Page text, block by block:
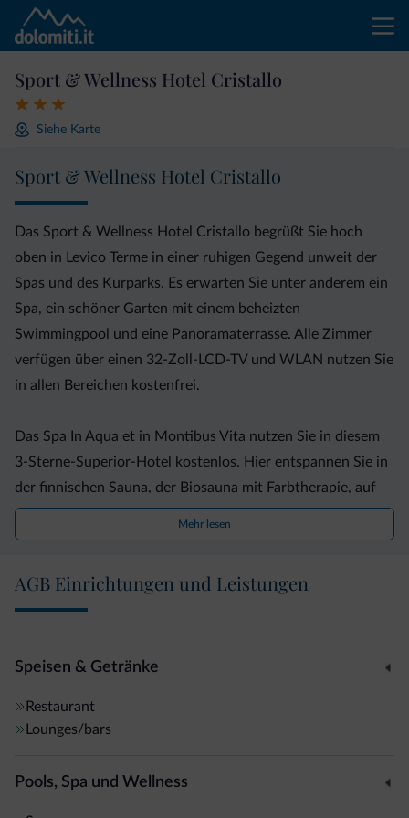
Sport & Wellness Hotel Cristallo
Siehe Karte
Sport & Wellness Hotel Cristallo
Das Sport & Wellness Hotel Cristallo begrüßt Sie hoch
oben in Levico Terme in einer ruhigen Gegend unweit der
Spas und des Kurparks. Es erwarten Sie unter anderem ein
Spa, ein schöner Garten mit einem beheizten
Swimmingpool und eine Panoramaterrasse. Alle Zimmer
verfügen über einen 32-Zoll-LCD-TV und WLAN nutzen Sie
in allen Bereichen kostenfrei.
Das Spa In Aqua et in Montibus Vita nutzen Sie in diesem
3-Sterne-Superior-Hotel kostenlos. Hier entspannen Sie in
der finnischen Sauna, der Biosauna mit Farbtherapie, auf
dem Kneipppfad und im Ruheraum. Buchen Sie auch die
Infrarotsauna und den Fitnessraum.
Für Radfahrer und Motorradfahrer wird ein GPS-Service
angeboten. Sowohl die kostenfrei nutzbare Garage für
für Fahrräder sind videoüberwacht.
internationalen und der Trentiner Küche, darunter
Mehr lesen
AGB Einrichtungen und Leistungen
Speisen & Getränke
Restaurant
Lounges/bars
Pools, Spa und Wellness